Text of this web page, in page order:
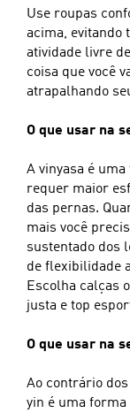
Use roupas
acima, evitando
atividade livre
coisa que você
atrapalhando
O que usar na
A vinyasa é
requer maior
das pernas.
mais você
sustentado dos
de flexibilidade
Escolha calças
justa e top
O que usar na
Ao contrário
yin é uma forma